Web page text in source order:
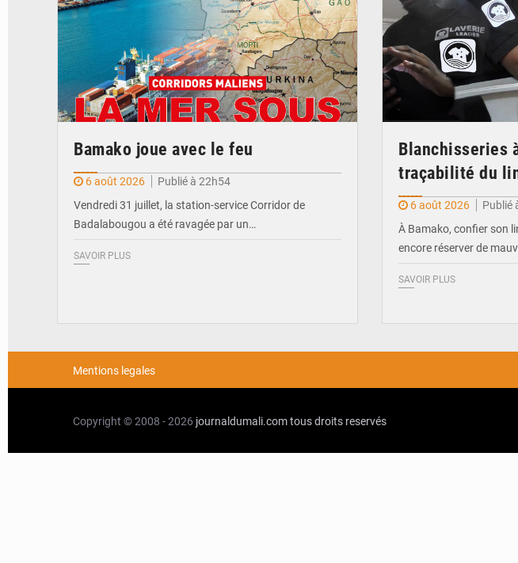
Bamako joue avec le feu
6 août 2026
Publié à 22h54
Vendredi 31 juillet, la station-service Corridor de
Badalabougou a été ravagée par un…
SAVOIR PLUS
Blanchisseries
traçabilité du
6 août 2026
Publié
À Bamako, confier son
encore réserver de
SAVOIR PLUS
Mentions legales
Copyright © 2008 - 2026 journaldumali.comtous droits reservés